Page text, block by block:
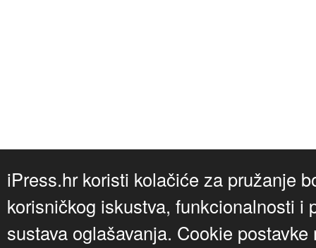
iPress.hr koristi kolačiće za pružanje
korisničkog iskustva, funkcionalnosti i
sustava oglašavanja. Cookie